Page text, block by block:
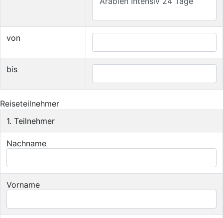
von
bis
Reiseteilnehmer
1. Teilnehmer
Nachname
Vorname